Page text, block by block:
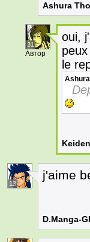
Ashura
31
Автор
oui,
le
Keiden
13
j'aime
D.Manga-